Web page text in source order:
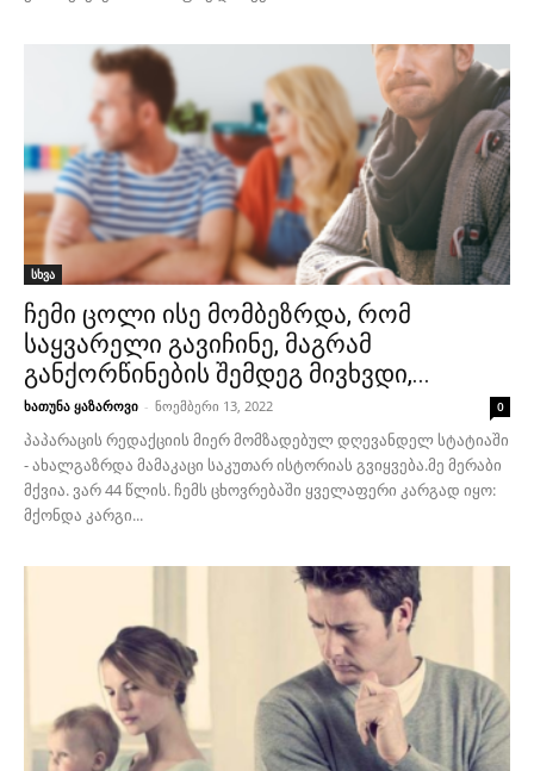
სხვა
ჩემი ცოლი ისე მომბეზრდა, რომ
საყვარელი გავიჩინე, მაგრამ
განქორწინების შემდეგ მივხვდი,...
ხათუნა ყაზაროვი - ნოემბერი 13, 2022 0
პაპარაცის რედაქციის მიერ მომზადებულ დღევანდელ სტატიაში
- ახალგაზრდა მამაკაცი საკუთარ ისტორიას გვიყვება.მე მერაბი
მქვია. ვარ 44 წლის. ჩემს ცხოვრებაში ყველაფერი კარგად იყო:
მქონდა კარგი...